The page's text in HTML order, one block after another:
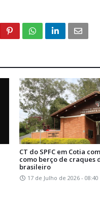
CT do SPFC em Cotia
como berço de craques
brasileiro
17 de Julho de 2026 - 08:40